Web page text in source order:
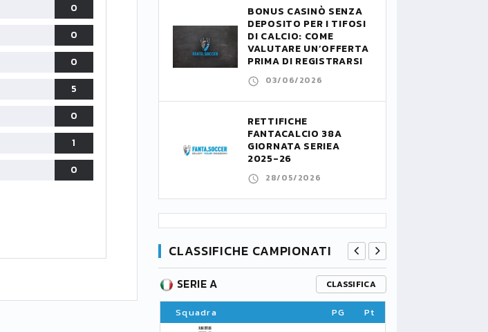
0
0
0
5
0
1
0
BONUS CASINÒ SENZA
DEPOSITO PER I TIFOSI
DI CALCIO: COME
VALUTARE UN’OFFERTA
PRIMA DI REGISTRARSI
03/06/2026
RETTIFICHE
FANTACALCIO 38A
GIORNATA SERIEA
2025-26
28/05/2026
CLASSIFICHE CAMPIONATI
SERIE A CLASSIFICA
Squadra PG Pt